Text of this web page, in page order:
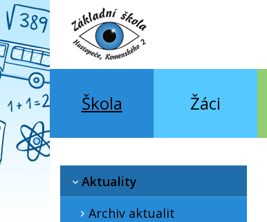
Škola Žáci
Aktuality
Archiv aktualit